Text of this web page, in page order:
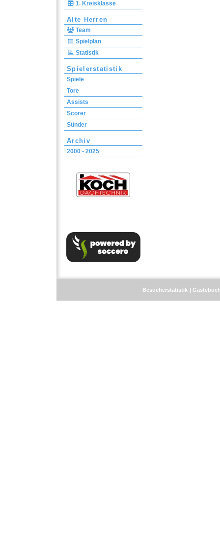
1. Kreisklasse
Alte Herren
Team
Spielplan
Statistik
Spielerstatistik
Spiele
Tore
Assists
Scorer
Sünder
Archiv
2000 - 2025
Besucherstatistik